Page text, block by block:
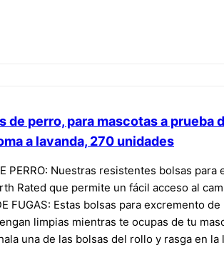
de perro, para mascotas a
a lavanda, 270 unidades
PERRO: Nuestras resistentes bolsas
Rated que permite un fácil acceso al
FUGAS: Estas bolsas para
limpias mientras te ocupas de tu
hala una de las bolsas del rollo y rasga